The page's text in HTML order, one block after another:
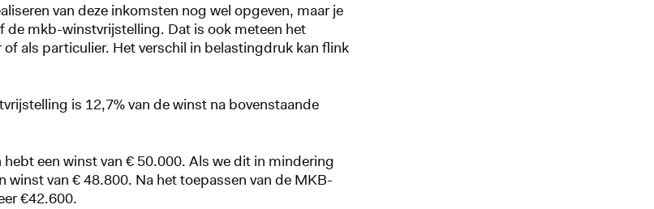
van deze inkomsten nog wel opgeven, maar je
de mkb-winstvrijstelling. Dat is ook meteen het
als particulier. Het verschil in belastingdruk kan flink
is 12,7% van de winst na bovenstaande
een winst van € 50.000. Als we dit in mindering
van € 48.800. Na het toepassen van de MKB-
€42.600.